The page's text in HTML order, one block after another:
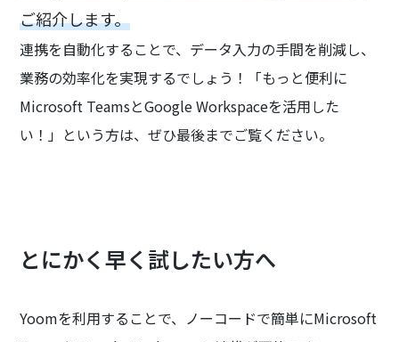
ご紹介します。
連携を自動化することで、データ入力の手間を削減し、
業務の効率化を実現するでしょう！「もっと便利に
Microsoft TeamsとGoogle Workspaceを活用した
い！」という方は、ぜひ最後までご覧ください。
とにかく早く試したい方へ
Yoomを利用することで、ノーコードで簡単にMicrosoft